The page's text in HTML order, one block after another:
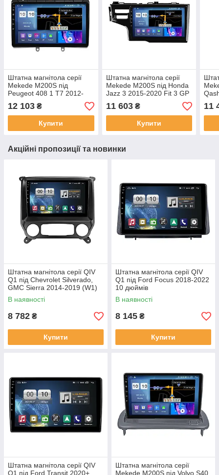
Штатна магнітола серії
Mekede M200S під
Peugeot 408 1 T7 2012-
2020 For Peugeot 308
2007-2015 (F2) 9 дюймів
12 103 ₴
Купити
Штатна магнітола серії
Mekede M200S під Honda
Jazz 3 2015-2020 Fit 3 GP
GK 2013-2020 (F2) (W1) 9
дюймів
11 603₴
Купити
11
Акційні пропозиції та новинки
Штатна магнітола серії QIV
Q1 під Chevrolet Silverado,
GMC Sierra 2014-2019 (W1)
10 дюймів
В наявності
8 782 ₴
Купити
Штатна магнітола серії QIV
Q1 під Ford Focus 2018-2022
10 дюймів
В наявності
8 145 ₴
Купити
Штатна магнітола серії QIV
Q1 під Ford Transit 2020+
Штатна магнітола серії
Mekede M200S під Volvo S40